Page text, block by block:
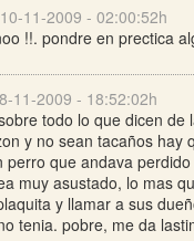
11-2009 - 02:00:52h
!!. pondre en prectica
11-2009 - 18:52:02h
todo lo que dicen de
y no sean tacaños hay
perro que andava
muy asustado, lo mas
y llamar a sus
tenia. pobre, me da